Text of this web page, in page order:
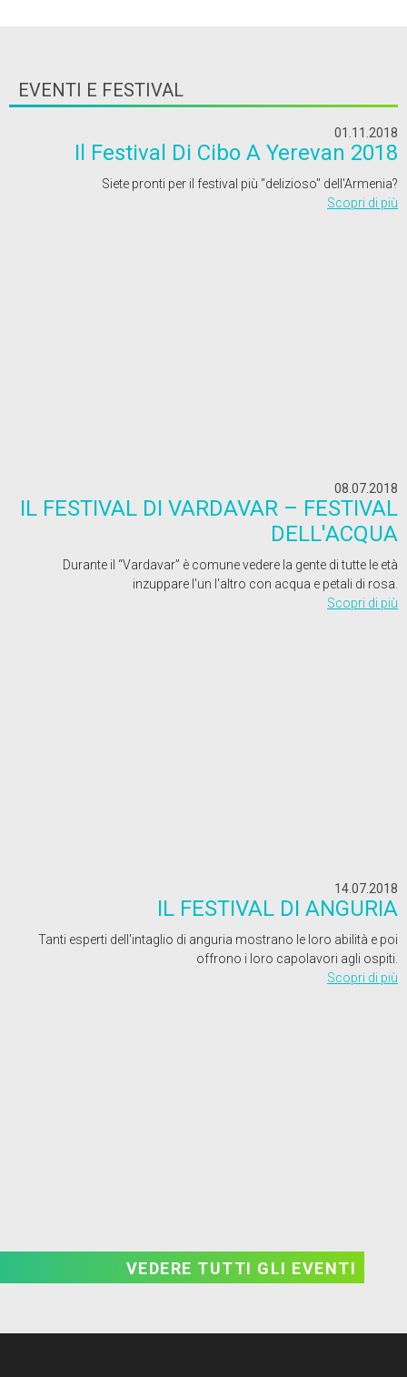
EVENTI E FESTIVAL
01.11.2018
Il Festival Di Cibo A Yerevan 2018
Siete pronti per il festival più ''delizioso'' dell'Armenia?
Scopri di più
08.07.2018
IL FESTIVAL DI VARDAVAR – FESTIVAL
DELL'ACQUA
Durante il “Vardavar” è comune vedere la gente di tutte le età
inzuppare l'un l'altro con acqua e petali di rosa.
Scopri di più
14.07.2018
IL FESTIVAL DI ANGURIA
Tanti esperti dell'intaglio di anguria mostrano le loro abilità e poi
offrono i loro capolavori agli ospiti.
Scopri di più
VEDERE TUTTI GLI EVENTI